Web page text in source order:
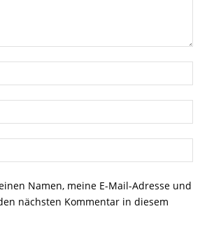
Namen, meine E-Mail-Adresse und
nächsten Kommentar in diesem